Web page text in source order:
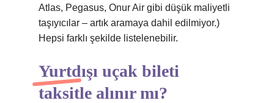
Atlas, Pegasus, Onur Air gibi düşük maliyetli
taşıyıcılar – artık aramaya dahil edilmiyor.)
Hepsi farklı şekilde listelenebilir.
Yurtdışı uçak bileti
taksitle alınır mı?